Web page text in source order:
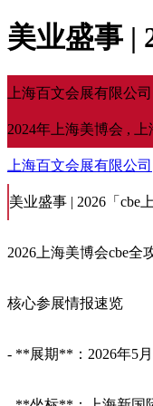
美业盛事 |
上海百文会展有限公司
2024年上海美博会 ,
上海百文会展有限公司
美业盛事 | 2026「cbe
2026上海美博会cbe
核心参展情报速览
- **展期**：2026年5月